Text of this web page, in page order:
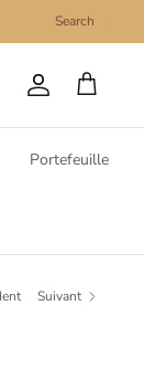
Search
Compte
Panier
Portefeuille
Suivant